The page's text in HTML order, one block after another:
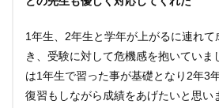
1年生、2年生と学年が上がるに連れ
き、受験に対して危機感を抱いていま
は1年生で習った事が基礎となり2年3
復習もしながら成績をあげたいと思い